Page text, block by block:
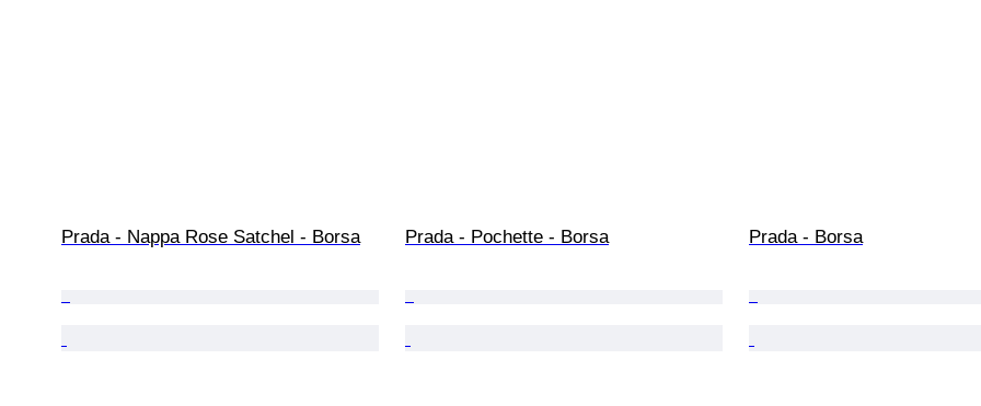
Prada - Nappa Rose Satchel - Borsa Prada - Pochette - Borsa Prada - Borsa